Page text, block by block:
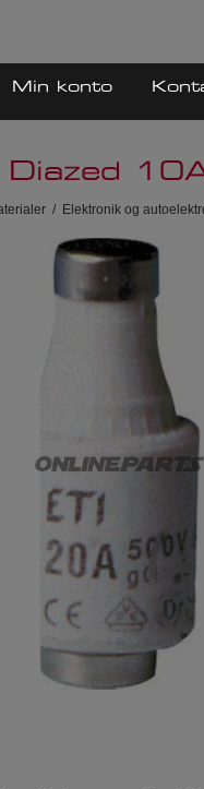
Min konto
Diazed
/ Elektronik og